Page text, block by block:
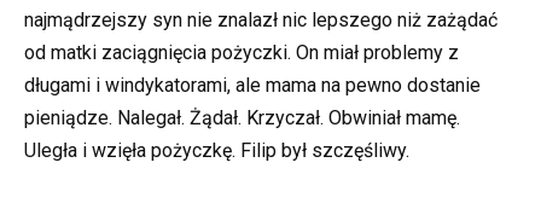
najmądrzejszy syn nie znalazł nic lepszego niż zażądać
od matki zaciągnięcia pożyczki. On miał problemy z
długami i windykatorami, ale mama na pewno dostanie
pieniądze. Nalegał. Żądał. Krzyczał. Obwiniał mamę.
Uległa i wzięła pożyczkę. Filip był szczęśliwy.